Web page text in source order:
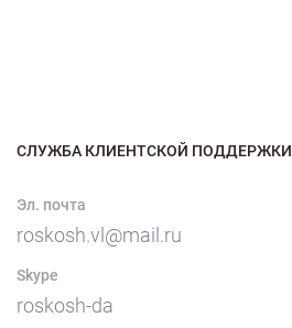
СЛУЖБА КЛИЕНТСКОЙ ПОДДЕРЖКИ
Эл. почта
roskosh.vl@mail.ru
Skype
roskosh-da